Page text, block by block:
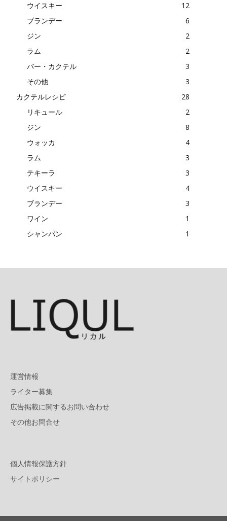
ウイスキー
12
ブランデー
6
ジン
2
ラム
2
バー・カクテル
3
その他
3
カクテルレシピ
28
リキュール
2
ジン
8
ウォッカ
4
ラム
3
テキーラ
3
ウイスキー
4
ブランデー
3
ワイン
1
シャンパン
1
運営情報
ライター募集
広告掲載に関するお問い合わせ
その他お問合せ
個人情報保護方針
サイトポリシー